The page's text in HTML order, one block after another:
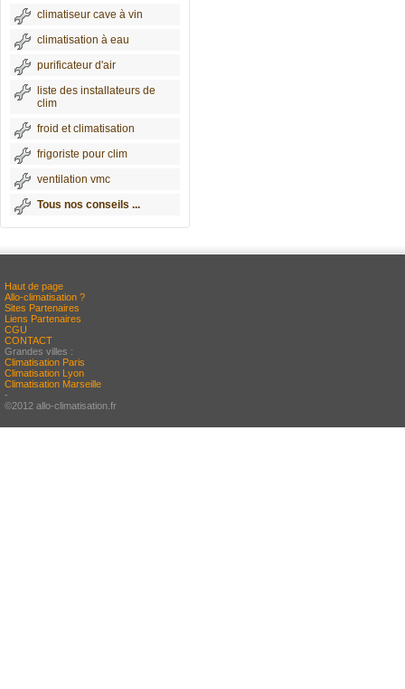
climatiseur cave à vin
climatisation à eau
purificateur d'air
liste des installateurs de
clim
froid et climatisation
frigoriste pour clim
ventilation vmc
Tous nos conseils ...
Haut de page
Allo-climatisation ?
Sites Partenaires
Liens Partenaires
CGU
CONTACT
Grandes villes :
Climatisation Paris
Climatisation Lyon
Climatisation Marseille
-
©2012 allo-climatisation.fr